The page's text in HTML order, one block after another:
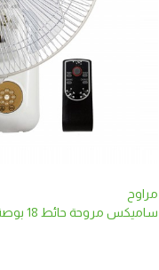
مراوح
ساميكس مروحة حائط 18 بوصة بالريموت